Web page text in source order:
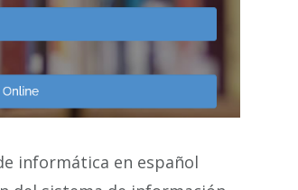
informática en español